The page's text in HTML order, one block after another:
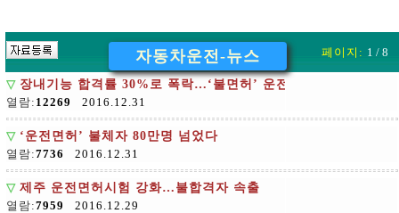
자동차운전-뉴스 페이지: 1 / 8
▽ 장내기능 합격률 30%로 폭락…‘불면허’ 운전시험 일주일
열람: 12269 2016.12.31
▽ ‘운전면허’ 불체자 80만명 넘었다
열람:7736 2016.12.31
▽ 제주 운전면허시험 강화…불합격자 속출
열람:7959 2016.12.29